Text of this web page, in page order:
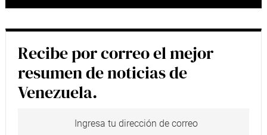
Recibe por correo el mejor
resumen de noticias de
Venezuela.